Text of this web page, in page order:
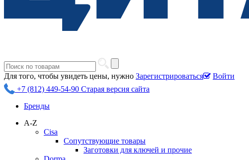
Для того, чтобы увидеть цены, нужно Зарегистрироваться
Войти
+7 (812) 449-54-90 Старая версия сайта
Бренды
A-Z
Cisa
Сопутствующие товары
Заготовки для ключей и прочие